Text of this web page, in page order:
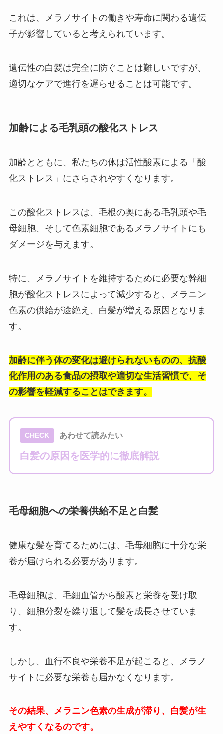
これは、メラノサイトの働きや寿命に関わる遺伝
子が影響していると考えられています。
遺伝性の白髪は完全に防ぐことは難しいですが、
適切なケアで進行を遅らせることは可能です。
加齢による毛乳頭の酸化ストレス
加齢とともに、私たちの体は活性酸素による「酸
化ストレス」にさらされやすくなります。
この酸化ストレスは、毛根の奥にある毛乳頭や毛
母細胞、そして色素細胞であるメラノサイトにも
ダメージを与えます。
特に、メラノサイトを維持するために必要な幹細
胞が酸化ストレスによって減少すると、メラニン
色素の供給が途絶え、白髪が増える原因となりま
す。
加齢に伴う体の変化は避けられないものの、抗酸
化作用のある食品の摂取や適切な生活習慣で、そ
の影響を軽減することはできます。
CHECK あわせて読みたい
白髪の原因を医学的に徹底解説
毛母細胞への栄養供給不足と白髪
健康な髪を育てるためには、毛母細胞に十分な栄
養が届けられる必要があります。
毛母細胞は、毛細血管から酸素と栄養を受け取
り、細胞分裂を繰り返して髪を成長させていま
す。
しかし、血行不良や栄養不足が起こると、メラノ
サイトに必要な栄養も届かなくなります。
その結果、メラニン色素の生成が滞り、白髪が生
えやすくなるのです。